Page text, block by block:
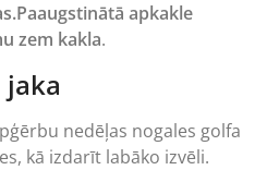
Paaugstinātā apkakle
zem kakla.
nedēļas nogales golfa
kā izdarīt labāko izvēli.